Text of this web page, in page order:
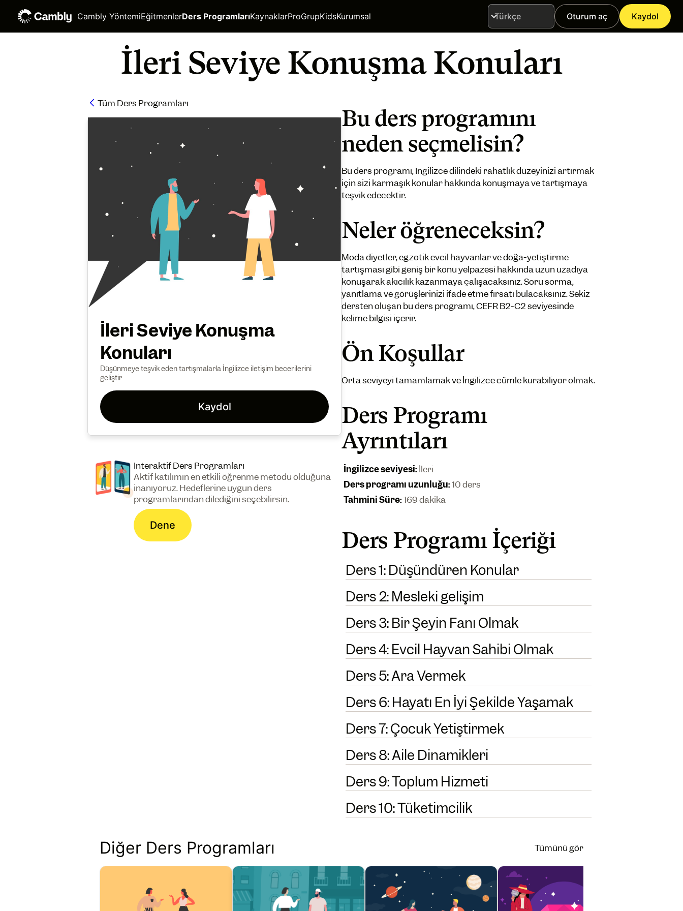
Cambly YöntemiEğitmenlerDers ProgramlarıKaynaklarProGrupKidsKurumsal Dil Oturum aç Kaydol
İleri Seviye Konuşma Konuları
Tüm Ders Programları
İleri Seviye Konuşma
Konuları
Düşünmeye teşvik eden tartışmalarla İngilizce iletişim becerilerini
geliştir
Kaydol
Interaktif Ders Programları
Aktif katılımın en etkili öğrenme metodu olduğuna
inanıyoruz. Hedeflerine uygun ders
programlarından dilediğini seçebilirsin.
Dene
Bu ders programını
neden seçmelisin?
Bu ders programı, İngilizce dilindeki rahatlık düzeyinizi artırmak
için sizi karmaşık konular hakkında konuşmaya ve tartışmaya
teşvik edecektir.
Neler öğreneceksin?
Moda diyetler, egzotik evcil hayvanlar ve doğa-yetiştirme
tartışması gibi geniş bir konu yelpazesi hakkında uzun uzadıya
konuşarak akıcılık kazanmaya çalışacaksınız. Soru sorma,
yanıtlama ve görüşlerinizi ifade etme fırsatı bulacaksınız. Sekiz
dersten oluşan bu ders programı, CEFR B2-C2 seviyesinde
kelime bilgisi içerir.
Ön Koşullar
Orta seviyeyi tamamlamak ve İngilizce cümle kurabiliyor olmak.
Ders Programı
Ayrıntıları
İngilizce seviyesi:İleri
Ders programı uzunluğu:10 ders
Tahmini Süre:169 dakika
Ders Programı İçeriği
Ders 1: Düşündüren Konular
Ders 2: Mesleki gelişim
Ders 3: Bir Şeyin Fanı Olmak
Ders 4: Evcil Hayvan Sahibi Olmak
Ders 5: Ara Vermek
Ders 6: Hayatı En İyi Şekilde Yaşamak
Ders 7: Çocuk Yetiştirmek
Ders 8: Aile Dinamikleri
Ders 9: Toplum Hizmeti
Ders 10: Tüketimcilik
Diğer Ders Programları Tümünü gör